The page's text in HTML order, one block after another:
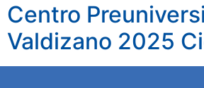
Centro
Valdizano 2025